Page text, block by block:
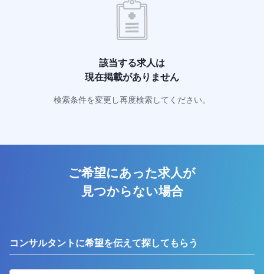
該当する求人は
現在掲載がありません
検索条件を変更し再度検索してください。
ご希望にあった求人が
見つからない場合
コンサルタントに希望を伝えて探してもらう